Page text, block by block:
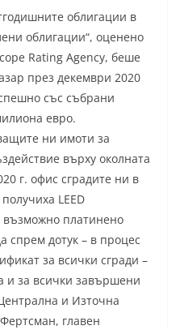
облигации в
облигации“, оценено
Rating Agency, беше
през декември 2020
със събрани
евро.
ни имоти за
върху околната
г. офис сградите ни в
LEED
възможно платинено
спрем дотук – в процес
за всички сгради –
и за всички завършени
и Източна
главен